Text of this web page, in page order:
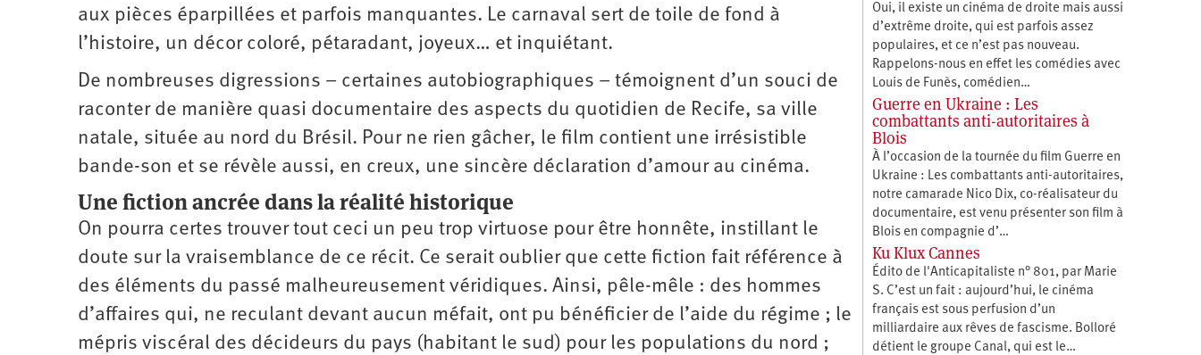
aux pièces éparpillées et parfois manquantes. Le carnaval sert de toile de fond à
l’histoire, un décor coloré, pétaradant, joyeux… et inquiétant.
De nombreuses digressions – certaines autobiographiques – témoignent d’un souci de
raconter de manière quasi documentaire des aspects du quotidien de Recife, sa ville
natale, située au nord du Brésil. Pour ne rien gâcher, le film contient une irrésistible
bande-son et se révèle aussi, en creux, une sincère déclaration d’amour au cinéma.
Une fiction ancrée dans la réalité historique
On pourra certes trouver tout ceci un peu trop virtuose pour être honnête, instillant le
doute sur la vraisemblance de ce récit. Ce serait oublier que cette fiction fait référence à
des éléments du passé malheureusement véridiques. Ainsi, pêle-mêle : des hommes
d’affaires qui, ne reculant devant aucun méfait, ont pu bénéficier de l’aide du régime ; le
mépris viscéral des décideurs du pays (habitant le sud) pour les populations du nord ;
Oui, il existe un cinéma de droite mais aussi
d’extrême droite, qui est parfois assez
populaires, et ce n’est pas nouveau.
Rappelons-nous en effet les comédies avec
Louis de Funès, comédien…
Guerre en Ukraine : Les
combattants anti-autoritaires à
Blois
À l’occasion de la tournée du film Guerre en
Ukraine : Les combattants anti-autoritaires,
notre camarade Nico Dix, co-réalisateur du
documentaire, est venu présenter son film à
Blois en compagnie d’…
Ku Klux Cannes
Édito de l'Anticapitaliste n° 801, par Marie
S. C’est un fait : aujourd’hui, le cinéma
français est sous perfusion d’un
milliardaire aux rêves de fascisme. Bolloré
détient le groupe Canal, qui est le…